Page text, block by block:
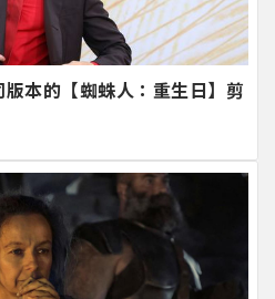
本的【蜘蛛人：重生日】剪